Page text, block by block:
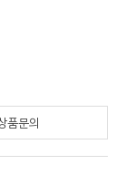
품문의